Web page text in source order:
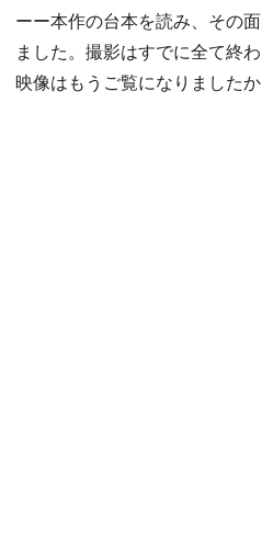
ーー本作の台本を読み、その
ました。撮影はすでに全て終
映像はもうご覧になりましたか